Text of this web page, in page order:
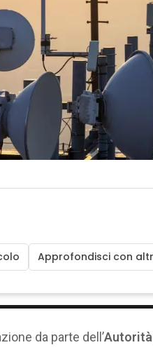
Approfondisci con
da parte dell’Autorità